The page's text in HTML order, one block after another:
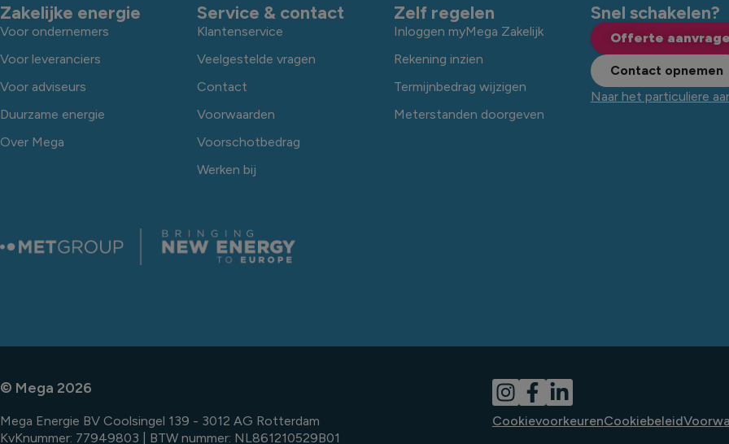
Snel schakelen?
Offerte
Contact opnemen
Naar het particuliere
Zakelijke energie
Voor ondernemers
Voor leveranciers
Voor adviseurs
Duurzame energie
Over Mega
Service & contact
Klantenservice
Veelgestelde vragen
Contact
Voorwaarden
Voorschotbedrag
Werken bij
Zelf regelen
Inloggen myMega Zakelijk
Rekening inzien
Termijnbedrag wijzigen
Meterstanden doorgeven
© Mega 2026
Mega Energie BV Coolsingel 139 - 3012 AG Rotterdam
KvKnummer: 77949803 | BTW nummer: NL861210529B01
CookievoorkeurenCookiebeleid